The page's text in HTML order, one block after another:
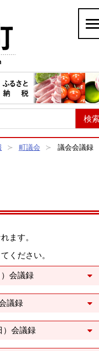
町議会 議会会議録
ます。
ください。
会議録
議録
）会議録